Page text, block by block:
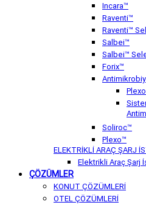
Incara™
Raventi™
Raventi™
Salbei™
Salbei™
Forix™
Soliroc™
Plexo™
ELEKTRİKLİ ARAÇ ŞARJ
Elektrikli Araç Şarj
ÇÖZÜMLER
KONUT ÇÖZÜMLERİ
OTEL ÇÖZÜMLERİ